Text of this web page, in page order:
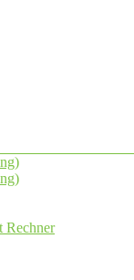
Rechner